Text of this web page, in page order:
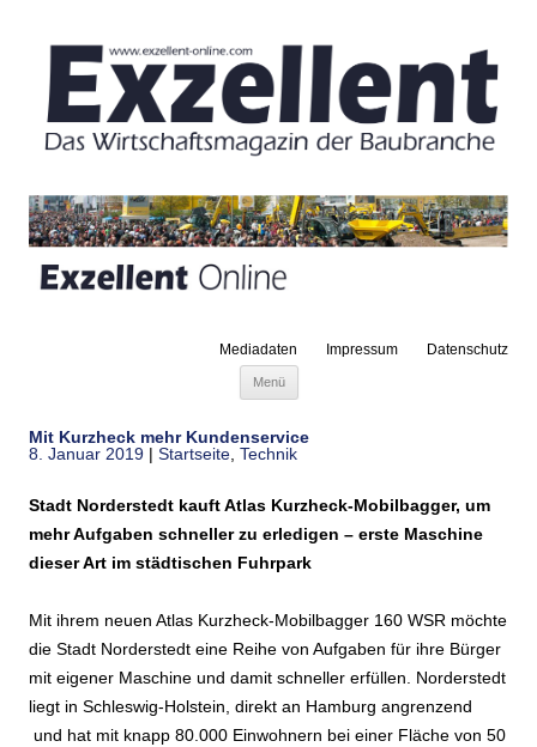
Mediadaten Impressum Datenschutz
Menü
Mit Kurzheck mehr Kundenservice
8. Januar 2019 | Startseite Technik
Stadt Norderstedt kauft Atlas Kurzheck-Mobilbagger, um
mehr Aufgaben schneller zu erledigen – erste Maschine
dieser Art im städtischen Fuhrpark
Mit ihrem neuen Atlas Kurzheck-Mobilbagger 160 WSR möchte
die Stadt Norderstedt eine Reihe von Aufgaben für ihre Bürger
mit eigener Maschine und damit schneller erfüllen. Norderstedt
liegt in Schleswig-Holstein, direkt an Hamburg angrenzend
und hat mit knapp 80.000 Einwohnern bei einer Fläche von 50